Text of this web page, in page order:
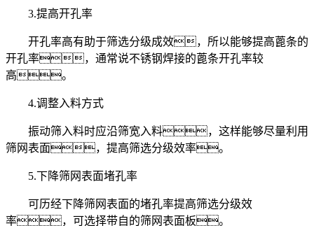
3.提高开孔率
开孔率高有助于筛选分级成效，所以能够提高蓖条的
开孔率，通常说不锈钢焊接的蓖条开孔率较
高。
4.调整入料方式
振动筛入料时应沿筛宽入料，这样能够尽量利用
筛网表面，提高筛选分级效率。
5.下降筛网表面堵孔率
可历经下降筛网表面的堵孔率提高筛选分级效
率，可选择带自的筛网表面板。